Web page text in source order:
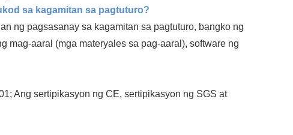
sa kagamitan sa pagtuturo?
ng pagsasanay sa kagamitan sa pagtuturo, bangko ng
mag-aaral (mga materyales sa pag-aaral), software ng
Ang sertipikasyon ng CE, sertipikasyon ng SGS at